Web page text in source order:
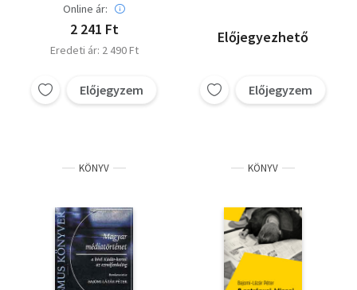
Online ár:
2 241 Ft
Eredeti ár: 2 490 Ft
Előjegyzem
Előjegyezhető
Előjegyzem
KÖNYV KÖNYV